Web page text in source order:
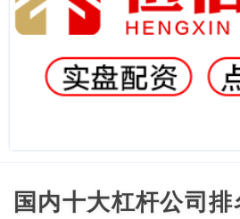
国内十大杠杆公司排